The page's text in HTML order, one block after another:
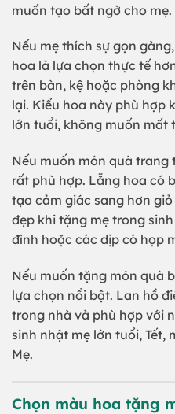
muốn tạo bất ngờ cho mẹ.
Nếu mẹ thích sự gọn
hoa là lựa chọn thực tế
trên bàn, kệ hoặc phòng
lại. Kiểu hoa này phù hợp
lớn tuổi, không muốn mất
Nếu muốn món quà trang
rất phù hợp. Lẵng hoa có
tạo cảm giác sang hơn
đẹp khi tặng mẹ trong
đình hoặc các dịp có họp
Nếu muốn tặng món quà
lựa chọn nổi bật. Lan hồ
trong nhà và phù hợp với
sinh nhật mẹ lớn tuổi, Tết,
Mẹ.
Chọn màu hoa tặng